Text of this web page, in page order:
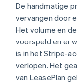
De handmatige
vervangen door
Het volume en
voorspeld en er
is in het Stripe-
verlopen. Het
van LeasePlan